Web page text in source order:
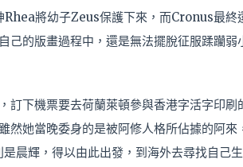
將幼子Zeus保護下來，而Cronus最終
己的版畫過程中，還是無法擺脫征服蹂躪弱
訂下機票要去荷蘭萊頓參與香港字活字印刷
然她當晚委身的是被阿修人格所佔據的阿來
輝，得以由此出發，到海外去尋找自己